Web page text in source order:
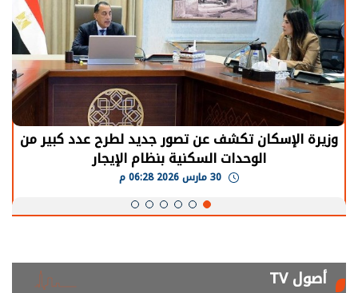
الرئيس السيسي: توقف الأنشطة في قطاع الطاقة
يحتاج إلى سنوات لعودة معدلات الإنتاج الطبيعية
أصول TV